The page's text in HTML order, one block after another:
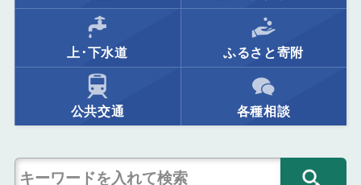
上･下水道 ふるさと寄附
公共交通 各種相談